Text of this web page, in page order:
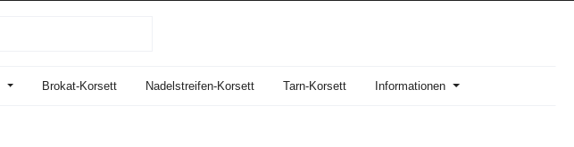
Brokat-Korsett Nadelstreifen-Korsett Tarn-Korsett Informationen